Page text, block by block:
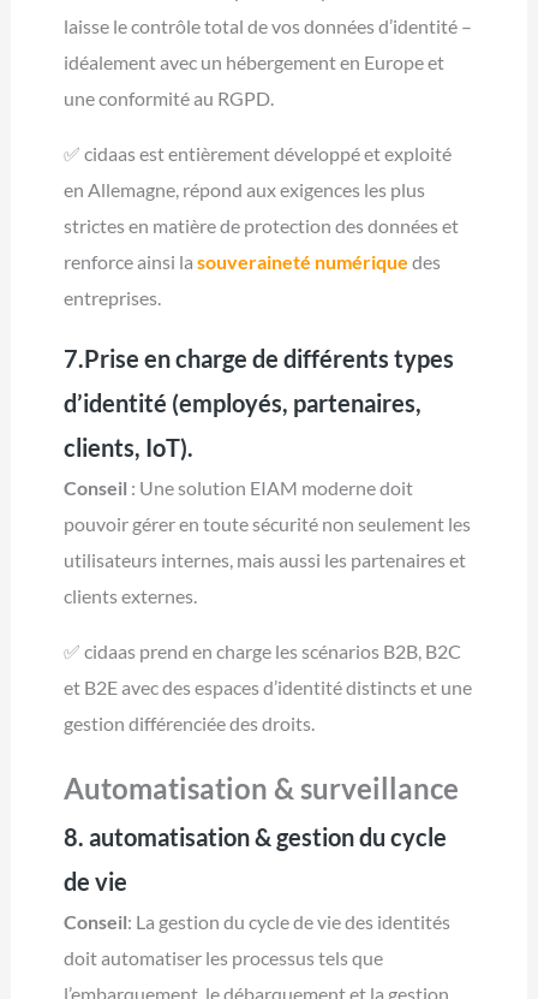
laisse le contrôle total de vos données d’identité –
idéalement avec un hébergement en Europe et
une conformité au RGPD.
✅ cidaas est entièrement développé et exploité
en Allemagne, répond aux exigences les plus
strictes en matière de protection des données et
renforce ainsi la souveraineté numérique des
entreprises.
7.Prise en charge de différents types
d’identité (employés, partenaires,
clients, IoT).
Conseil : Une solution EIAM moderne doit
pouvoir gérer en toute sécurité non seulement les
utilisateurs internes, mais aussi les partenaires et
clients externes.
✅ cidaas prend en charge les scénarios B2B, B2C
et B2E avec des espaces d’identité distincts et une
gestion différenciée des droits.
Automatisation & surveillance
8. automatisation & gestion du cycle
de vie
Conseil: La gestion du cycle de vie des identités
doit automatiser les processus tels que
l’embarquement, le débarquement et la gestion